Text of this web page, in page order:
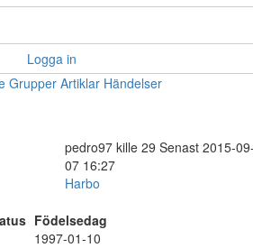
Logga in
Grupper Artiklar Händelser
pedro97 kille 29 Senast 2015-
07 16:27
Harbo
Födelsedag
1997-01-10